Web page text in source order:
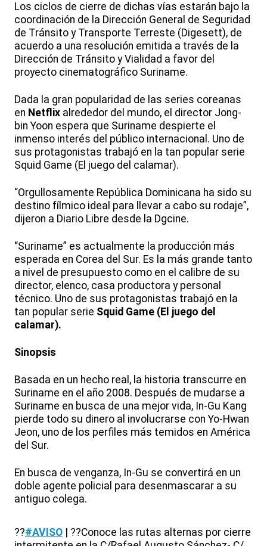
Los ciclos de cierre de dichas vías estarán bajo la
coordinación de la Dirección General de Seguridad
de Tránsito y Transporte Terreste (Digesett), de
acuerdo a una resolución emitida a través de la
Dirección de Tránsito y Vialidad a favor del
proyecto cinematográfico Suriname.
Dada la gran popularidad de las series coreanas
en Netflix alrededor del mundo, el director Jong-
bin Yoon espera que Suriname despierte el
inmenso interés del público internacional. Uno de
sus protagonistas trabajó en la tan popular serie
Squid Game (El juego del calamar).
“Orgullosamente República Dominicana ha sido su
destino fílmico ideal para llevar a cabo su rodaje”,
dijeron a Diario Libre desde la Dgcine.
“Suriname” es actualmente la producción más
esperada en Corea del Sur. Es la más grande tanto
a nivel de presupuesto como en el calibre de su
director, elenco, casa productora y personal
técnico. Uno de sus protagonistas trabajó en la
tan popular serie Squid Game (El juego del
calamar).
Sinopsis
Basada en un hecho real, la historia transcurre en
Suriname en el año 2008. Después de mudarse a
Suriname en busca de una mejor vida, In-Gu Kang
pierde todo su dinero al involucrarse con Yo-Hwan
Jeon, uno de los perfiles más temidos en América
del Sur.
En busca de venganza, In-Gu se convertirá en un
doble agente policial para desenmascarar a su
antiguo colega.
??#AVISO | ??Conoce las rutas alternas por cierre